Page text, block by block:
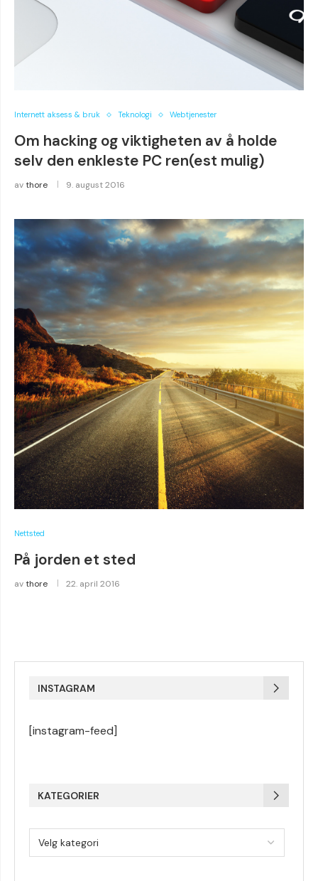
Internett aksess & bruk Teknologi Webtjenester
Om hacking og viktigheten av å holde
selv den enkleste PC ren(est mulig)
avthore 9. august 2016
Nettsted
På jorden et sted
avthore 22. april 2016
INSTAGRAM
[instagram-feed]
KATEGORIER